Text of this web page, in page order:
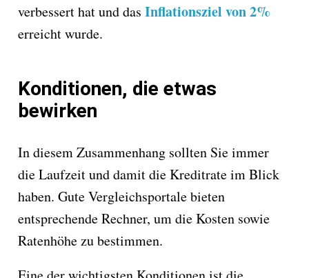
verbessert hat und das Inflationsziel von 2%
erreicht wurde.
Konditionen, die etwas
bewirken
In diesem Zusammenhang sollten Sie immer
die Laufzeit und damit die Kreditrate im Blick
haben. Gute Vergleichsportale bieten
entsprechende Rechner, um die Kosten sowie
Ratenhöhe zu bestimmen.